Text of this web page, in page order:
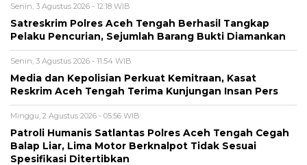
Senin, 3 Agustus 2026 - 12:18 WIB
Satreskrim Polres Aceh Tengah Berhasil Tangkap
Pelaku Pencurian, Sejumlah Barang Bukti Diamankan
Senin, 3 Agustus 2026 - 11:54 WIB
Media dan Kepolisian Perkuat Kemitraan, Kasat
Reskrim Aceh Tengah Terima Kunjungan Insan Pers
Minggu, 2 Agustus 2026 - 05:56 WIB
Patroli Humanis Satlantas Polres Aceh Tengah Cegah
Balap Liar, Lima Motor Berknalpot Tidak Sesuai
Spesifikasi Ditertibkan